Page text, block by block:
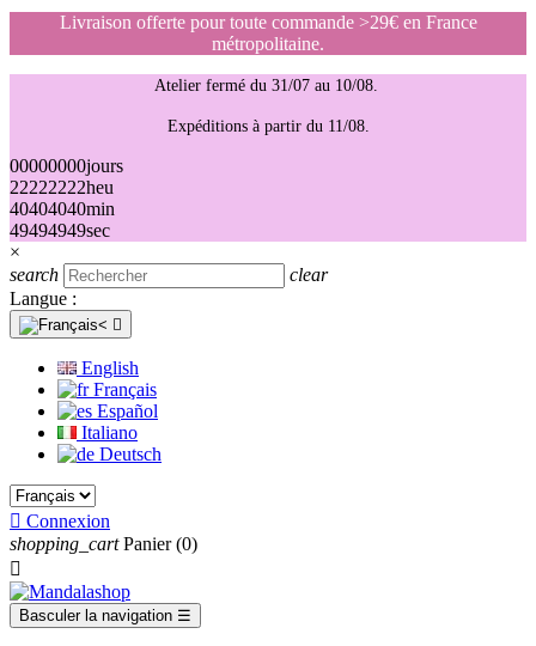
Livraison offerte pour toute commande >29€ en France
métropolitaine.
Atelier fermé du 31/07 au 10/08.
Expéditions à partir du 11/08.
00000000jours
22222222heu
40404040min
49494949sec
×
search
clear
Langue :

English
Français
Español
Italiano
Deutsch
 Connexion
shopping_cart Panier (0)

Basculer la navigation ☰